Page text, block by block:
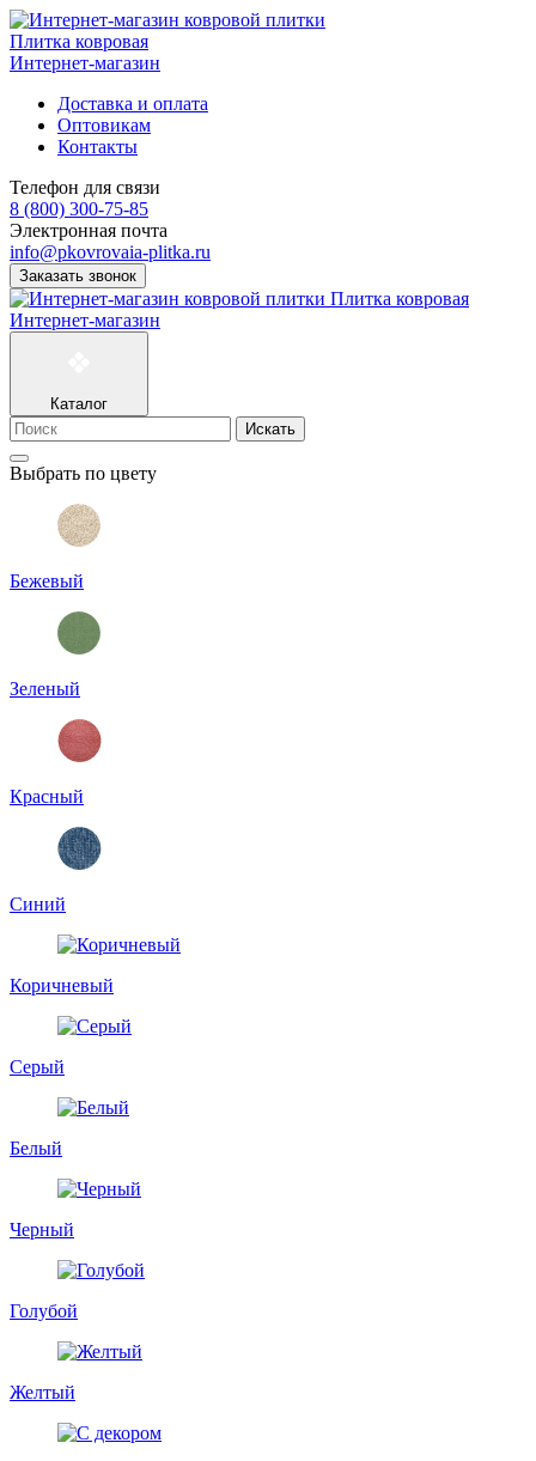
Плитка ковровая
Интернет-магазин
Доставка и оплата
Оптовикам
Контакты
Телефон для связи
8 (800) 300-75-85
Электронная почта
info@pkovrovaia-plitka.ru
Заказать звонок
Плитка ковровая
Интернет-магазин
Каталог
Искать
Выбрать по цвету
Бежевый
Зеленый
Красный
Синий
Коричневый
Серый
Белый
Черный
Голубой
Желтый